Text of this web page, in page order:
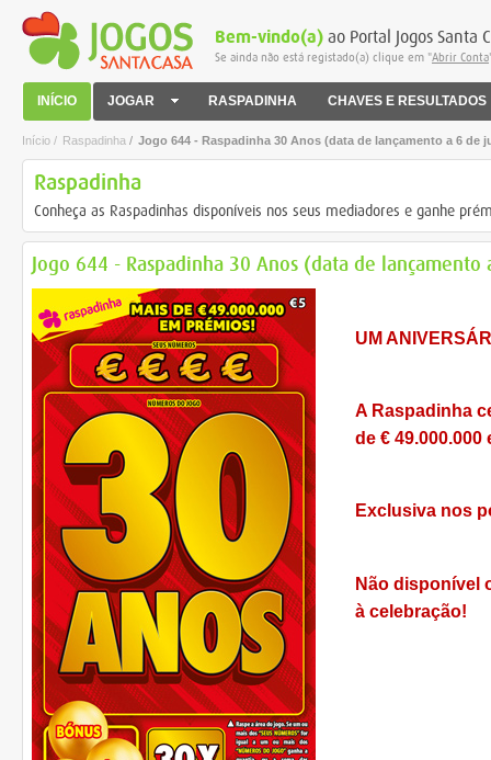
Bem-vindo(a) ao Portal Jogos Santa
Se ainda não está registado(a) clique em "Abrir Conta
INÍCIO JOGAR RASPADINHA CHAVES E RESULTADOS
Início / Raspadinha / Jogo 644 - Raspadinha 30 Anos (data de lançamento a 6 de
Raspadinha
Conheça as Raspadinhas disponíveis nos seus mediadores e ganhe
Jogo 644 - Raspadinha 30 Anos (data de
UM
A Raspadinha
de € 49.000.000
Exclusiva nos
Não disponível
à celebração!